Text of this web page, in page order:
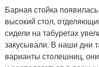
Барная стойка
высокий стол,
сидели на табуретах
закусывали. В наши дни
варианты столешниц,